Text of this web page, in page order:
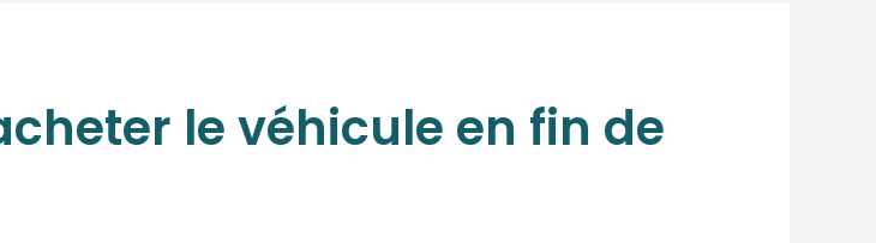
le véhicule en fin de